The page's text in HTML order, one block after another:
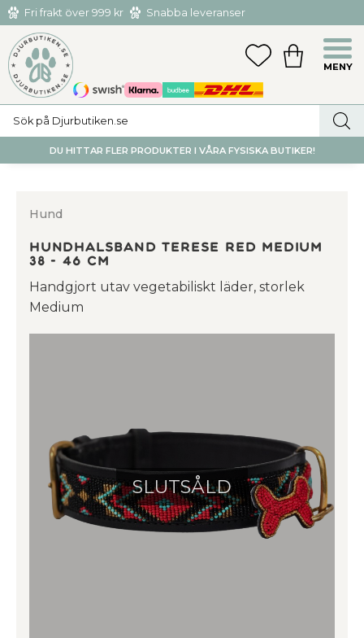
Meny
Fri frakt över 999 kr
Snabba leveranser
Hämta och returnera i butiken i Tumba eller Huddinge C
FAVORITER
KUNDVAGN
DU HITTAR FLER PRODUKTER I VÅRA FYSISKA BUTIKER!
Hund
Hundhalsband Terese Red medium
38 - 46 cm
Handgjort utav vegetabiliskt läder, storlek
Medium
SLUTSÅLD